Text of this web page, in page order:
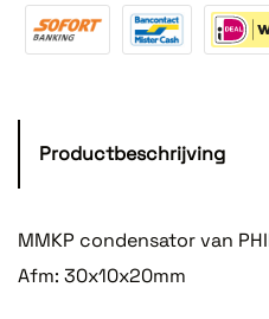
Productbeschrijving
MMKP condensator van
Afm: 30x10x20mm